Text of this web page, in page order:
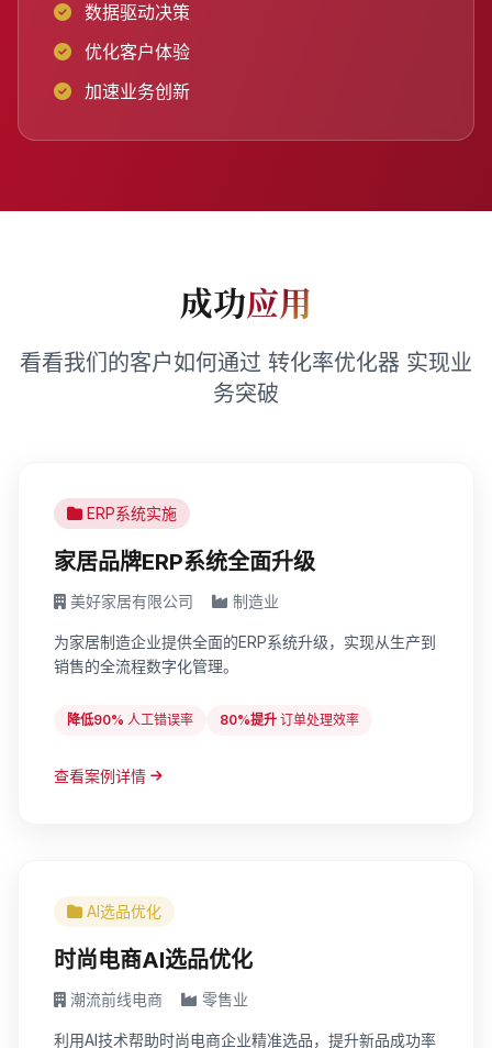
数据驱动决策
优化客户体验
加速业务创新
成功应用
看看我们的客户如何通过 转化率优化器 实现业
务突破
ERP系统实施
家居品牌ERP系统全面升级
美好家居有限公司 制造业
为家居制造企业提供全面的ERP系统升级，实现从生产到
销售的全流程数字化管理。
降低90% 人工错误率 80%提升 订单处理效率
查看案例详情
AI选品优化
时尚电商AI选品优化
潮流前线电商 零售业
利用AI技术帮助时尚电商企业精准选品，提升新品成功率